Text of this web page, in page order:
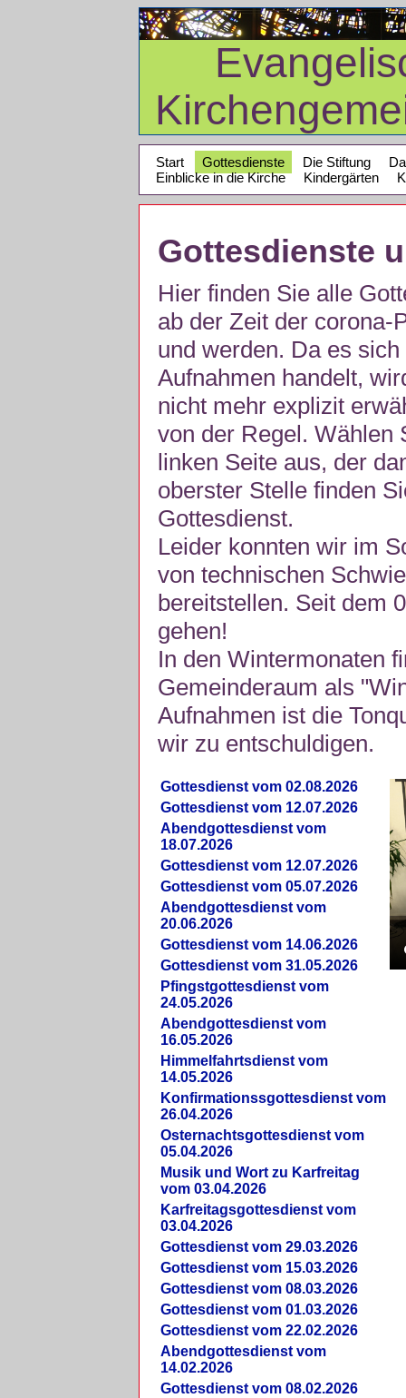
Start Gottesdienste Die Stiftung
Einblicke in die Kirche
Kindergärten
Gottesdienste
Hier finden Sie alle
ab der Zeit der corona-
und werden. Da es
Aufnahmen handelt,
nicht mehr explizit
von der Regel. Wählen
linken Seite aus, der
oberster Stelle finden
Gottesdienst.
Leider konnten wir im
von technischen
bereitstellen. Seit dem
gehen!
In den Wintermonaten
Gemeinderaum als
Aufnahmen ist die
wir zu entschuldigen.
Gottesdienst vom 02.08.2026
Gottesdienst vom 12.07.2026
Abendgottesdienst vom
18.07.2026
Gottesdienst vom 12.07.2026
Gottesdienst vom 05.07.2026
Abendgottesdienst vom
20.06.2026
Gottesdienst vom 14.06.2026
Gottesdienst vom 31.05.2026
Pfingstgottesdienst vom
24.05.2026
Abendgottesdienst vom
16.05.2026
Himmelfahrtsdienst vom
14.05.2026
Konfirmationssgottesdienst vom
26.04.2026
Osternachtsgottesdienst vom
05.04.2026
Musik und Wort zu Karfreitag
vom 03.04.2026
Karfreitagsgottesdienst vom
03.04.2026
Gottesdienst vom 29.03.2026
Gottesdienst vom 15.03.2026
Gottesdienst vom 08.03.2026
Gottesdienst vom 01.03.2026
Gottesdienst vom 22.02.2026
Abendgottesdienst vom
14.02.2026
Gottesdienst vom 08.02.2026